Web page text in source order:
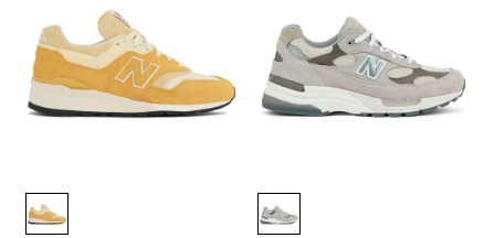
SOUHLASÍM
UPRAVIT NASTAVENÍ COOKIES